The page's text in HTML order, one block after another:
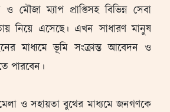
মৌজা ম্যাপ প্রাপ্তিসহ বিভিন্ন সেবা
নিয়ে এসেছে। এখন সাধারণ মানুষ
মাধ্যমে ভূমি সংক্রান্ত আবেদন ও
পারবেন।
ও সহায়তা বুথের মাধ্যমে জনগণকে